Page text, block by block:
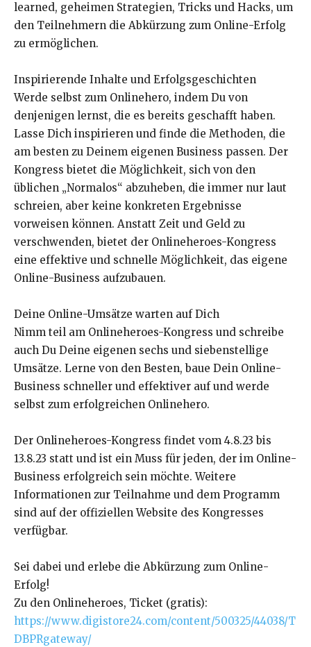
learned, geheimen Strategien, Tricks und Hacks, um
den Teilnehmern die Abkürzung zum Online-Erfolg
zu ermöglichen.
Inspirierende Inhalte und Erfolgsgeschichten
Werde selbst zum Onlinehero, indem Du von
denjenigen lernst, die es bereits geschafft haben.
Lasse Dich inspirieren und finde die Methoden, die
am besten zu Deinem eigenen Business passen. Der
Kongress bietet die Möglichkeit, sich von den
üblichen „Normalos“ abzuheben, die immer nur laut
schreien, aber keine konkreten Ergebnisse
vorweisen können. Anstatt Zeit und Geld zu
verschwenden, bietet der Onlineheroes-Kongress
eine effektive und schnelle Möglichkeit, das eigene
Online-Business aufzubauen.
Deine Online-Umsätze warten auf Dich
Nimm teil am Onlineheroes-Kongress und schreibe
auch Du Deine eigenen sechs und siebenstellige
Umsätze. Lerne von den Besten, baue Dein Online-
Business schneller und effektiver auf und werde
selbst zum erfolgreichen Onlinehero.
Der Onlineheroes-Kongress findet vom 4.8.23 bis
13.8.23 statt und ist ein Muss für jeden, der im Online-
Business erfolgreich sein möchte. Weitere
Informationen zur Teilnahme und dem Programm
sind auf der offiziellen Website des Kongresses
verfügbar.
Sei dabei und erlebe die Abkürzung zum Online-
Erfolg!
Zu den Onlineheroes, Ticket (gratis):
https://www.digistore24.com/content/500325/44038/T
DBPRgateway/